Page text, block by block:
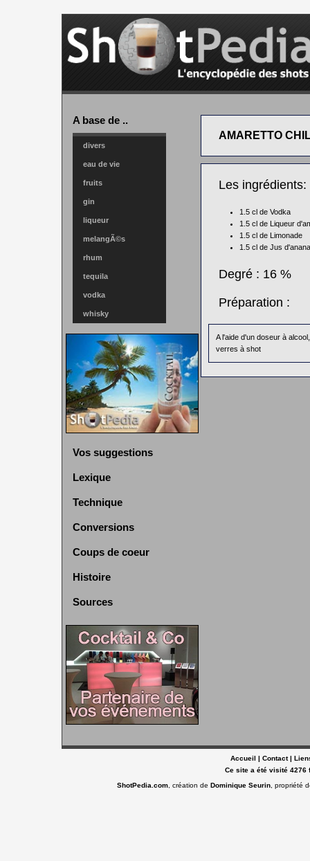
A base de ..
divers
eau de vie
fruits
gin
liqueur
melangÃ©s
rhum
tequila
vodka
whisky
Vos suggestions
Lexique
Technique
Conversions
Coups de coeur
Histoire
Sources
AMARETTO
Les ingrédients:
1.5 cl de Vodka
1.5 cl de Liqueur
1.5 cl de Limonade
1.5 cl de Jus
Degré : 16 %
Préparation :
A l'aide d'un doseur à
verres à shot
Accueil | Contact|
Ce site a été visité 4276
ShotPedia.com , création deDominique Seurin , propriété